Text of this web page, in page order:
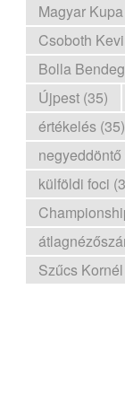
Magyar
Csoboth
Bolla
Újpest (35)
értékelés (35)
negyeddöntő
külföldi foci
Szűcs